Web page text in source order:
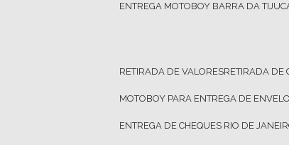
ENTREGA MOTOBOY BARRA DA
RETIRADA DE VALORES RETIRADA DE
MOTOBOY PARA ENTREGA DE
ENTREGA DE CHEQUES RIO DE